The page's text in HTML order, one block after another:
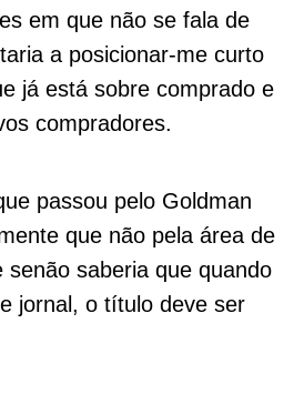
em que não se fala de
a posicionar-me curto
já está sobre comprado e
compradores.
passou pelo Goldman
que não pela área de
senão saberia que quando
jornal, o título deve ser